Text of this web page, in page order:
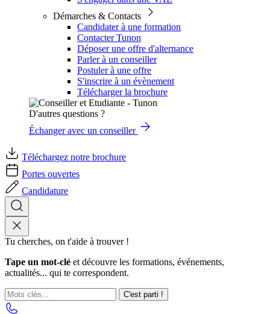
Démarches & Contacts
Candidater à une formation
Contacter Tunon
Déposer une offre d'alternance
Parler à un conseiller
Postuler à une offre
S'inscrire à un évènement
Télécharger la brochure
D'autres questions ?
Échanger avec un conseiller
Téléchargez notre brochure
Portes ouvertes
Candidature
Tu cherches, on t'aide à trouver !
Tape un mot-clé et découvre les formations, événements,
actualités... qui te correspondent.
C'est parti !